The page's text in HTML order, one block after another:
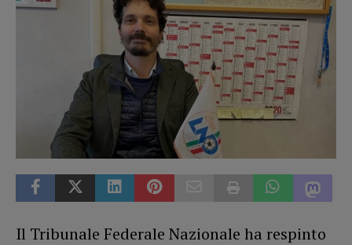
Il Tribunale Federale Nazionale ha respinto